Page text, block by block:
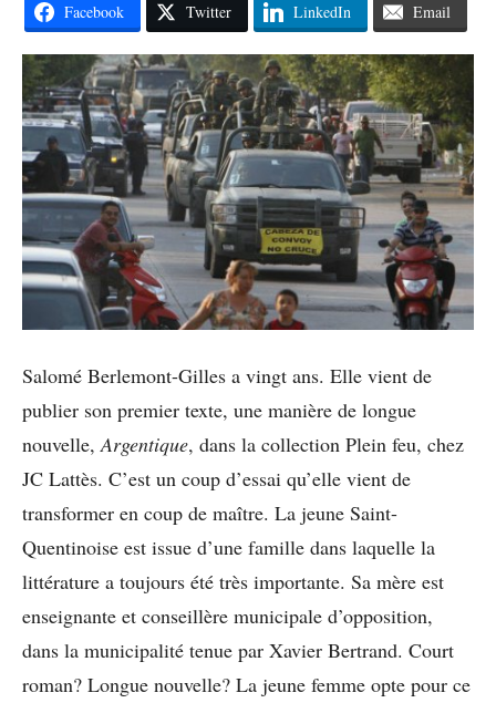
Facebook Twitter LinkedIn Email
Salomé Berlemont-Gilles a vingt ans. Elle vient de
publier son premier texte, une manière de longue
nouvelle, Argentique, dans la collection Plein feu, chez
JC Lattès. C’est un coup d’essai qu’elle vient de
transformer en coup de maître. La jeune Saint-
Quentinoise est issue d’une famille dans laquelle la
littérature a toujours été très importante. Sa mère est
enseignante et conseillère municipale d’opposition,
dans la municipalité tenue par Xavier Bertrand. Court
roman? Longue nouvelle? La jeune femme opte pour ce